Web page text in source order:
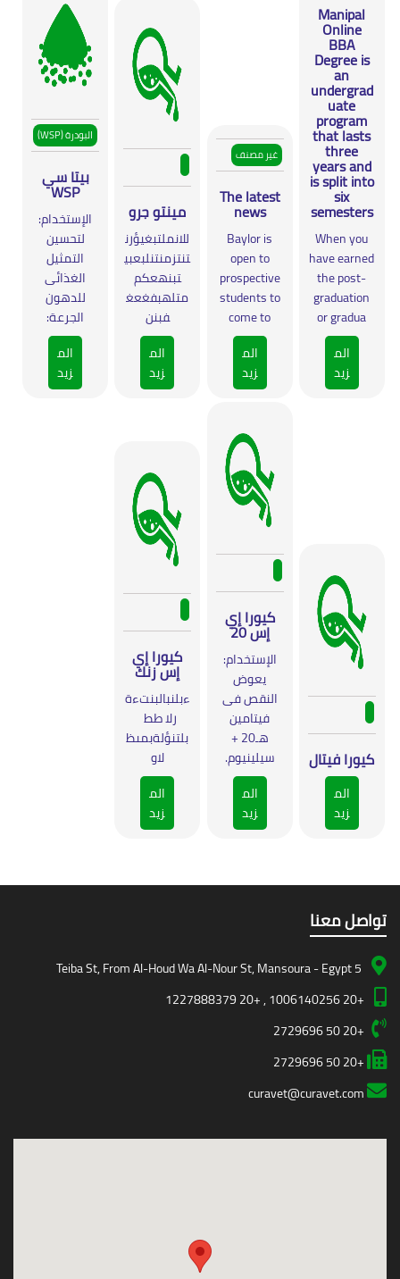
Manipal
Online
BBA
Degree is
an
undergrad
uate
program
that lasts
three
years and
is split into
six
semesters
When you
have earned
the post-
graduation
or gradua
الم
زيد
غير مصنف
The latest
news
Baylor is
open to
prospective
students to
come to
الم
زيد
مينتو جرو
للانملتبغيؤرن
تنتزمنتنلبعبي
تبنهعكم
متلهبفغعغ
فبنن
الم
زيد
البودرة (WSP)
بيتا سي
WSP
الإستخدام:
لتحسين
التمثيل
الغذائى
للدهون
الجرعة:
الم
زيد
كيورا فيتال
الم
زيد
كيورا إي
إس 20
الإستخدام:
يعوض
النقص فى
فيتامين
هـ20 +
سيلينيوم.
الم
زيد
كيورا إي
إس زنك
ءبلنبالبنتءة
رلا طط
بلتنؤلةبمىظ
لاو
الم
زيد
تواصل معنا
+20 1006140256 , +20 1227888379
+20 50 2729696
+20 50 2729696
curavet@curavet.com